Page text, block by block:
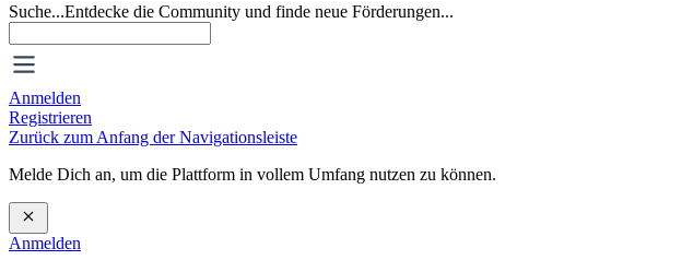
Suche...Entdecke die Community und finde neue Förderungen...
Anmelden
Registrieren
Zurück zum Anfang der Navigationsleiste
Melde Dich an, um die Plattform in vollem Umfang nutzen zu können.
Anmelden